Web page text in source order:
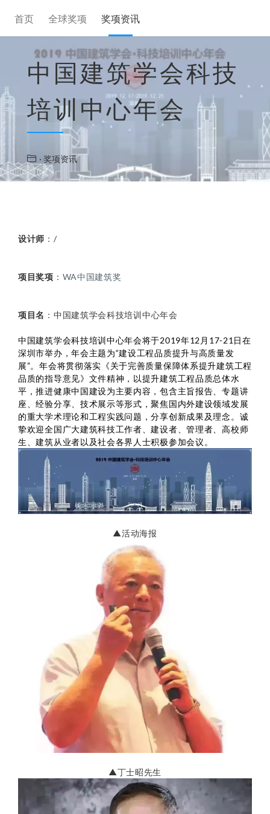
首页 全球奖项 奖项资讯
中国建筑学会科技
培训中心年会
· 奖项资讯
设计师 ：/
项目奖项 ： WA中国建筑奖
项目名 ：中国建筑学会科技培训中心年会
中国建筑学会科技培训中心年会将于2019年12月17-21日在
深圳市举办，年会主题为“建设工程品质提升与高质量发
展”。年会将贯彻落实《关于完善质量保障体系提升建筑工程
品质的指导意见》文件精神，以提升建筑工程品质总体水
平，推进健康中国建设为主要内容，包含主旨报告、专题讲
座、经验分享、技术展示等形式，聚焦国内外建设领域发展
的重大学术理论和工程实践问题，分享创新成果及理念。诚
挚欢迎全国广大建筑科技工作者、建设者、管理者、高校师
生、建筑从业者以及社会各界人士积极参加会议。
▲活动海报
▲丁士昭先生